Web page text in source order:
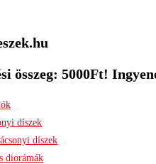
összeg: 5000Ft!
díszek
díszek
diorámák